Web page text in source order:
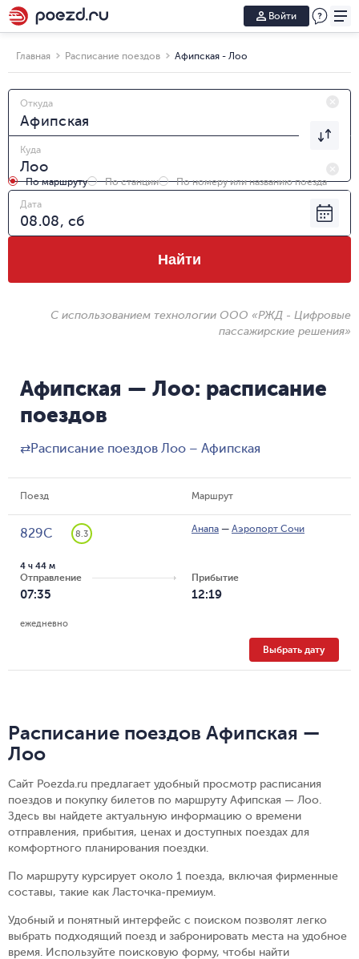
Войти
Главная Расписание поездов Афипская - Лоо
Откуда
Куда
По маршруту По станции
По номеру или названию поезда
Дата
Найти
С использованием технологии ООО «РЖД - Цифровые
пассажирские решения»
Афипская — Лоо: расписание
поездов
⇄Расписание поездов Лоо – Афипская
Поезд Маршрут
829С 8.3 Анапа — Аэропорт Сочи
Отправление
07:35
4 ч 44 м
Прибытие
12:19
ежедневно
Выбрать дату
Расписание поездов Афипская —
Лоо
Сайт Poezda.ru предлагает удобный просмотр расписания
поездов и покупку билетов по маршруту Афипская — Лоо.
Здесь вы найдете актуальную информацию о времени
отправления, прибытия, ценах и доступных поездах для
комфортного планирования поездки.
По маршруту курсирует около 1 поезда, включая фирменные
составы, такие как Ласточка-премиум.
Удобный и понятный интерфейс с поиском позволят легко
выбрать подходящий поезд и забронировать места на удобное
время. Используйте поисковую форму, чтобы найти